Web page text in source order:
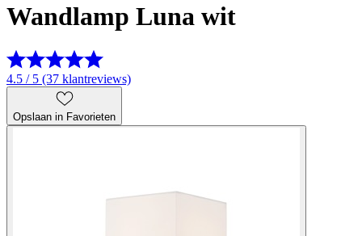
Wandlamp Luna wit
4.5 / 5 (37 klantreviews)
Opslaan in Favorieten